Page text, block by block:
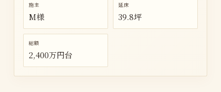
施主
M様
延床
39.8坪
総額
2,400万円台